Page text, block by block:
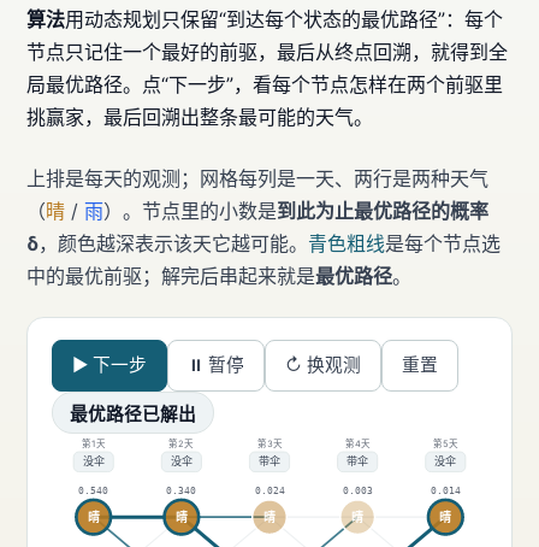
算法用动态规划只保留“到达每个状态的最优路径”：每个
节点只记住一个最好的前驱，最后从终点回溯，就得到全
局最优路径。点“下一步”，看每个节点怎样在两个前驱里
挑赢家，最后回溯出整条最可能的天气。
上排是每天的观测；网格每列是一天、两行是两种天气
（晴 / 雨）。节点里的小数是到此为止最优路径的概率
δ，颜色越深表示该天它越可能。 青色粗线是每个节点选
中的最优前驱；解完后串起来就是最优路径。
▶ 下一步 ⏸ 暂停 ↻ 换观测 重置
最优路径已解出
第1天
没伞
第2天
没伞
第3天
带伞
第4天
带伞
第5天
没伞
晴
0.540
晴
0.340
晴
0.024
晴
0.003
晴
0.014